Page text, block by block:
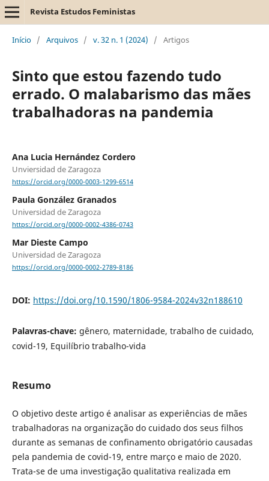
Revista Estudos Feministas
Início / Arquivos / v. 32 n. 1 (2024) / Artigos
Sinto que estou fazendo tudo
errado. O malabarismo das mães
trabalhadoras na pandemia
Ana Lucia Hernández Cordero
Unviersidad de Zaragoza
https://orcid.org/0000-0003-1299-6514
Paula González Granados
Universidad de Zaragoza
https://orcid.org/0000-0002-4386-0743
Mar Dieste Campo
Universidad de Zaragoza
https://orcid.org/0000-0002-2789-8186
DOI: https://doi.org/10.1590/1806-9584-2024v32n188610
Palavras-chave: gênero, maternidade, trabalho de cuidado,
covid-19, Equilíbrio trabalho-vida
Resumo
O objetivo deste artigo é analisar as experiências de mães
trabalhadoras na organização do cuidado dos seus filhos
durante as semanas de confinamento obrigatório causadas
pela pandemia de covid-19, entre março e maio de 2020.
Trata-se de uma investigação qualitativa realizada em